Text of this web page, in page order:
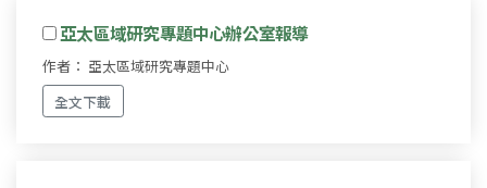
亞太區域研究專題中心辦公室報導
作者： 亞太區域研究專題中心
全文下載